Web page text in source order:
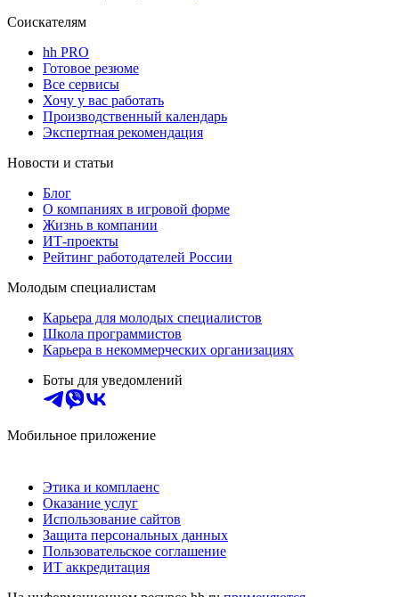
Соискателям
hh PRO
Готовое резюме
Все сервисы
Хочу у вас работать
Производственный календарь
Экспертная рекомендация
Новости и статьи
Блог
О компаниях в игровой форме
Жизнь в компании
ИТ-проекты
Рейтинг работодателей России
Молодым специалистам
Карьера для молодых специалистов
Школа программистов
Карьера в некоммерческих организациях
Боты для уведомлений
Мобильное приложение
Этика и комплаенс
Оказание услуг
Использование сайтов
Защита персональных данных
Пользовательское соглашение
ИТ аккредитация